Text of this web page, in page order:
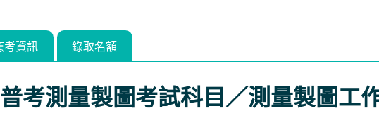
考資訊 錄取名額
考測量製圖考試科目／測量製圖工